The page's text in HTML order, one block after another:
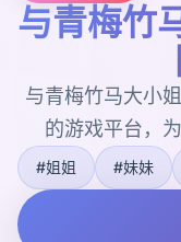
与青梅竹
与青梅竹马大小
的游戏平台，
#姐姐 #妹妹